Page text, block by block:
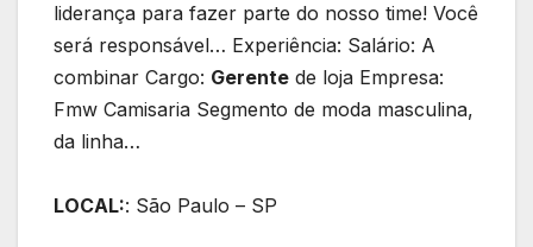
liderança para fazer parte do nosso time! Você
será responsável… Experiência: Salário: A
combinar Cargo: Gerente de loja Empresa:
Fmw Camisaria Segmento de moda masculina,
da linha…
LOCAL:: São Paulo – SP